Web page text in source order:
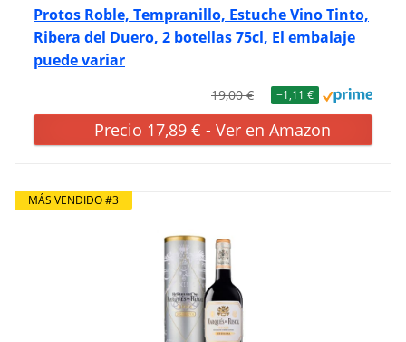
Protos Roble, Tempranillo, Estuche Vino Tinto,
Ribera del Duero, 2 botellas 75cl, El embalaje
puede variar
19,00 € −1,11 €
Precio 17,89 € - Ver en Amazon
MÁS VENDIDO #3